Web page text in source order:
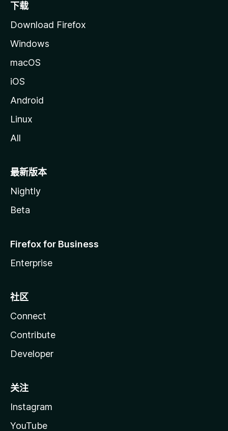
下载
Download Firefox
Windows
macOS
iOS
Android
Linux
All
最新版本
Nightly
Beta
Firefox for Business
Enterprise
社区
Connect
Contribute
Developer
关注
Instagram
YouTube